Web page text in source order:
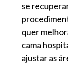
se
quer
cama
ajustar as